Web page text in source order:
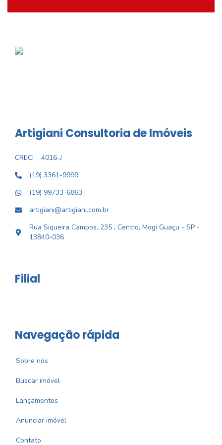
Artigiani Consultoria de Imóveis
CRECI
4016-J
(19) 3361-9999
(19) 99733-6863
artigiani@artigiani.com.br
Rua Siqueira Campos, 235 , Centro, Mogi Guaçu - SP -
13840-036
Filial
Navegação rápida
Sobre nós
Buscar imóvel
Lançamentos
Anunciar imóvel
Contato